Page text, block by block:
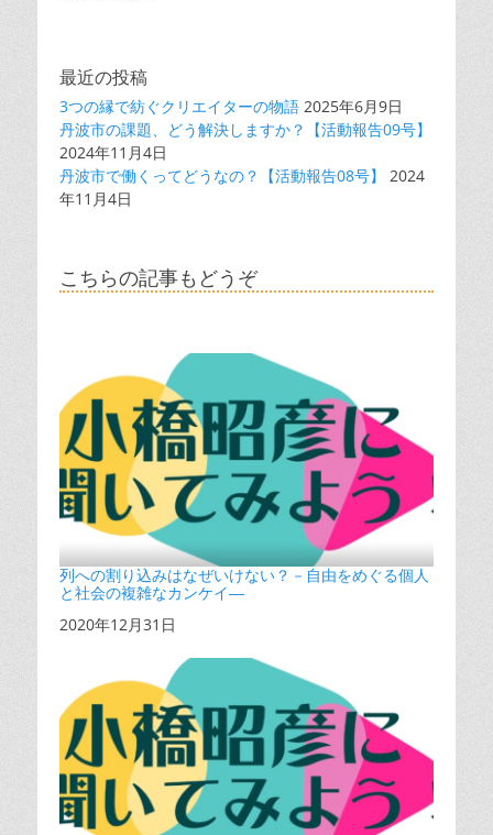
最近の投稿
3つの縁で紡ぐクリエイターの物語 2025年6月9日
丹波市の課題、どう解決しますか？【活動報告09号】
2024年11月4日
丹波市で働くってどうなの？【活動報告08号】
2024
年11月4日
こちらの記事もどうぞ
列への割り込みはなぜいけない？－自由をめぐる個人
と社会の複雑なカンケイ―
日付
2020年12月31日